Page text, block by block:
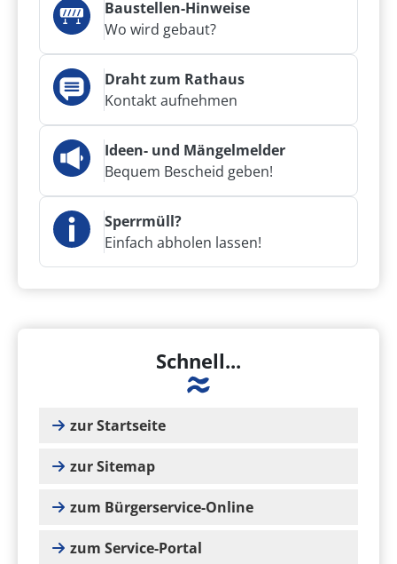
Baustellen-Hinweise
Wo wird gebaut?
Draht zum Rathaus
Kontakt aufnehmen
Ideen- und Mängelmelder
Bequem Bescheid geben!
Sperrmüll?
Einfach abholen lassen!
Schnell...
zur Startseite
zur Sitemap
zum Bürgerservice-Online
zum Service-Portal